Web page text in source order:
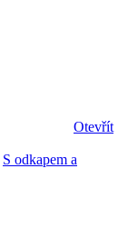
Otevřít
S odkapem a